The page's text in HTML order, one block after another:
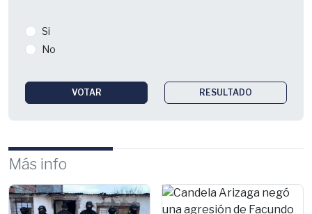
Si
No
VOTAR RESULTADO
Más info